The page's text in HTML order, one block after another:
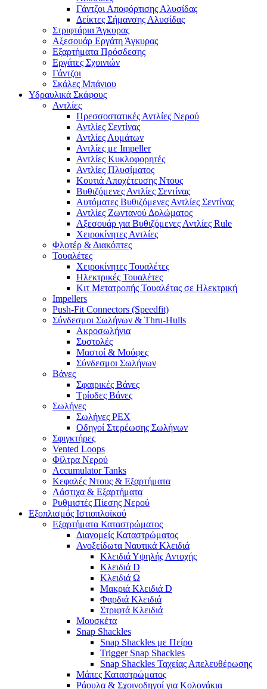
Γάντζοι Αποφόρτισης Αλυσίδας
Δείκτες Σήμανσης Αλυσίδας
Στριφτάρια Άγκυρας
Αξεσουάρ Εργάτη Άγκυρας
Εξαρτήματα Πρόσδεσης
Εργάτες Σχοινιών
Γάντζοι
Σκάλες Μπάνιου
Υδραυλικά Σκάφους
Αντλίες
Πρεσσοστατικές Αντλίες Νερού
Αντλίες Σεντίνας
Αντλίες Λυμάτων
Αντλίες με Impeller
Αντλίες Κυκλοφορητές
Αντλίες Πλυσίματος
Κουτιά Αποχέτευσης Ντους
Βυθιζόμενες Αντλίες Σεντίνας
Αυτόματες Βυθιζόμενες Αντλίες Σεντίνας
Αντλίες Ζωντανού Δολώματος
Αξεσουάρ για Βυθιζόμενες Αντλίες Rule
Χειροκίνητες Αντλίες
Φλοτέρ & Διακόπτες
Τουαλέτες
Χειροκίνητες Τουαλέτες
Ηλεκτρικές Τουαλέτες
Κιτ Μετατροπής Τουαλέτας σε Ηλεκτρική
Impellers
Push-Fit Connectors (Speedfit)
Σύνδεσμοι Σωλήνων & Thru-Hulls
Ακροσωλήνια
Συστολές
Μαστοί & Μούφες
Σύνδεσμοι Σωλήνων
Βάνες
Σφαιρικές Βάνες
Τρίοδες Βάνες
Σωλήνες
Σωλήνες PEX
Οδηγοί Στερέωσης Σωλήνων
Σφιγκτήρες
Vented Loops
Φίλτρα Νερού
Accumulator Tanks
Κεφαλές Ντους & Εξαρτήματα
Λάστιχα & Εξαρτήματα
Ρυθμιστές Πίεσης Νερού
Εξοπλισμός Ιστιοπλοϊκού
Εξαρτήματα Καταστρώματος
Διανομείς Καταστρώματος
Ανοξείδωτα Ναυτικά Κλειδιά
Κλειδιά Υψηλής Αντοχής
Κλειδιά D
Κλειδιά Ω
Μακριά Κλειδιά D
Φαρδιά Κλειδιά
Στριφτά Κλειδιά
Μουσκέτα
Snap Shackles
Snap Shackles με Πείρο
Trigger Snap Shackles
Snap Shackles Ταχείας Απελευθέρωσης
Μάπες Καταστρώματος
Ράουλα & Σχοινοδηγοί για Κολονάκια